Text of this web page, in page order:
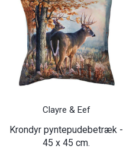
Clayre & Eef
Krondyr pyntepudebetræk -
45 x 45 cm.